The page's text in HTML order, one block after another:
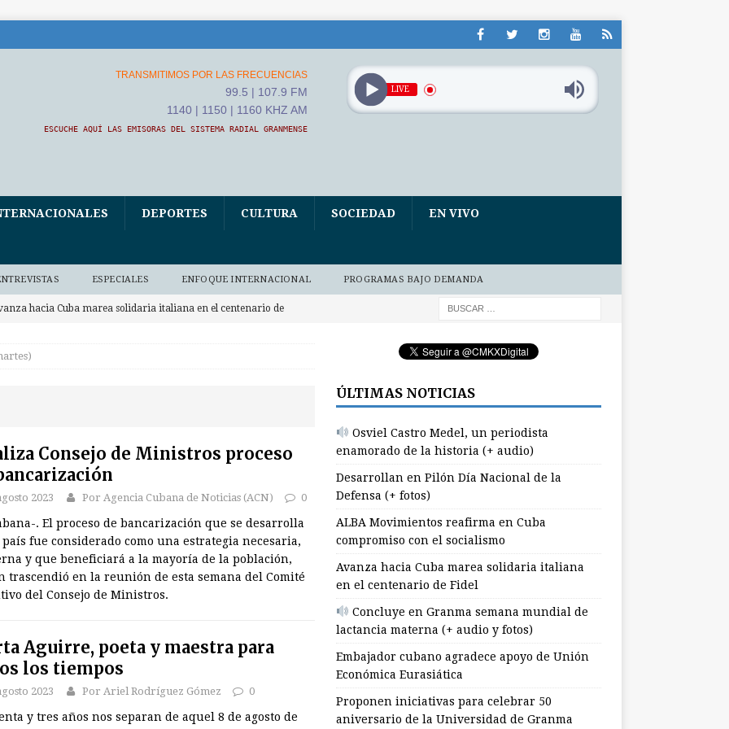
TRANSMITIMOS POR LAS FRECUENCIAS
99.5 | 107.9 FM
1140 | 1150 | 1160 KHZ AM
ESCUCHE AQUÍ LAS EMISORAS DEL SISTEMA RADIAL GRANMENSE
LIVE
DEPORTES CULTURA SOCIEDAD EN VIVO
ESPECIALES ENFOQUE INTERNACIONAL PROGRAMAS BAJO DEMANDA
hacia Cuba marea solidaria italiana en el centenario de
Concluye en Granma semana mundial de lactancia materna (+
iniciativas para celebrar 50 aniversario de la
EDUCACIÓN
Osviel Castro Medel, un periodista enamorado de la historia (+
DEMANDA
Movimientos reafirma en Cuba compromiso con el
Consejo de Ministros proceso
2023 Por Agencia Cubana de Noticias (ACN) 0
. El proceso de bancarización que se desarrolla
fue considerado como una estrategia necesaria,
y que beneficiará a la mayoría de la población,
trascendió en la reunión de esta semana del Comité
del Consejo de Ministros.
Aguirre, poeta y maestra para
los tiempos
2023 Por Ariel Rodríguez Gómez 0
y tres años nos separan de aquel 8 de agosto de
ÚLTIMAS NOTICIAS
Osviel Castro Medel, un periodista
enamorado de la historia (+ audio)
Desarrollan en Pilón Día Nacional de la
Defensa (+ fotos)
ALBA Movimientos reafirma en Cuba
compromiso con el socialismo
Avanza hacia Cuba marea solidaria italiana
en el centenario de Fidel
Concluye en Granma semana mundial de
lactancia materna (+ audio y fotos)
Embajador cubano agradece apoyo de Unión
Económica Eurasiática
Proponen iniciativas para celebrar 50
aniversario de la Universidad de Granma